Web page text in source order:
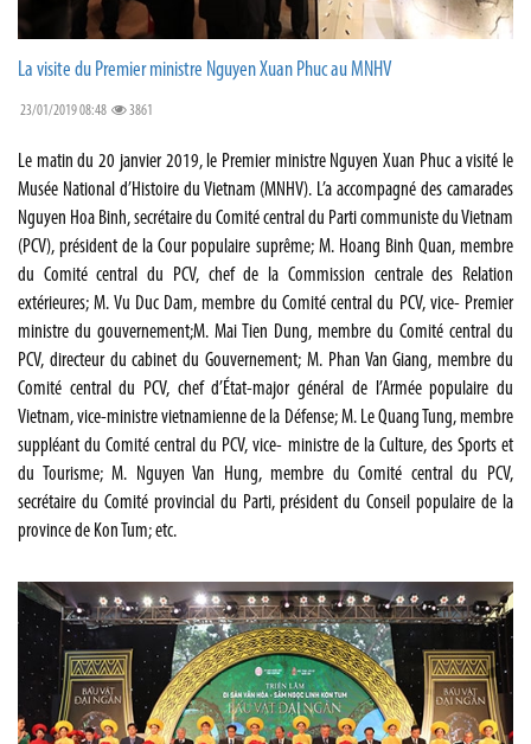
La visite du Premier ministre Nguyen Xuan Phuc au MNHV
23/01/2019 08:48 3861
Le matin du 20 janvier 2019, le Premier ministre Nguyen Xuan Phuc a visité le
Musée National d’Histoire du Vietnam (MNHV). L’a accompagné des camarades
Nguyen Hoa Binh, secrétaire du Comité central du Parti communiste du Vietnam
(PCV), président de la Cour populaire suprême; M. Hoang Binh Quan, membre
du Comité central du PCV, chef de la Commission centrale des Relation
extérieures; M. Vu Duc Dam, membre du Comité central du PCV, vice- Premier
ministre du gouvernement;M. Mai Tien Dung, membre du Comité central du
PCV, directeur du cabinet du Gouvernement; M. Phan Van Giang, membre du
Comité central du PCV, chef d’État-major général de l’Armée populaire du
Vietnam, vice-ministre vietnamienne de la Défense; M. Le Quang Tung, membre
suppléant du Comité central du PCV, vice- ministre de la Culture, des Sports et
du Tourisme; M. Nguyen Van Hung, membre du Comité central du PCV,
secrétaire du Comité provincial du Parti, président du Conseil populaire de la
province de Kon Tum; etc.